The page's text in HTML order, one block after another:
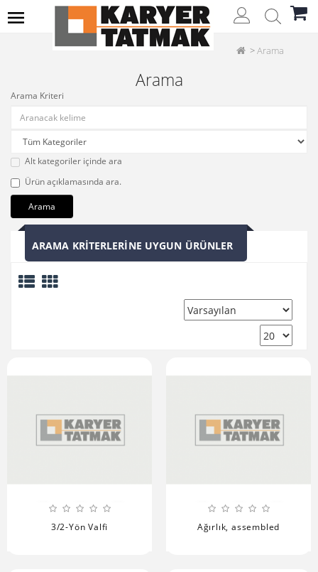
Arama
Arama
Arama Kriteri
Alt kategoriler içinde ara
Ürün açıklamasında ara.
ARAMA KRITERLERINE UYGUN ÜRÜNLER
3/2-Yön Valfi Ağırlık, assembled